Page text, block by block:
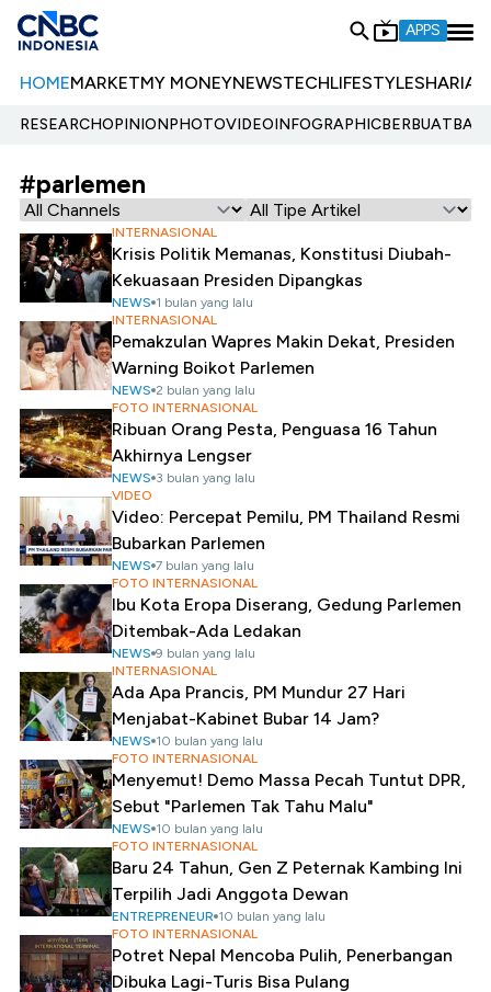
APPS
HOMEMARKETMY MONEYNEWSTECHLIFESTYLESHARIA
RESEARCHOPINIONPHOTOVIDEOINFOGRAPHIC
#parlemen
INTERNASIONAL
Krisis Politik Memanas, Konstitusi Diubah-
Kekuasaan Presiden Dipangkas
NEWS 1 bulan yang lalu
INTERNASIONAL
Pemakzulan Wapres Makin Dekat, Presiden
Warning Boikot Parlemen
NEWS 2 bulan yang lalu
FOTO INTERNASIONAL
Ribuan Orang Pesta, Penguasa 16 Tahun
Akhirnya Lengser
NEWS 3 bulan yang lalu
VIDEO
Video: Percepat Pemilu, PM Thailand Resmi
Bubarkan Parlemen
NEWS 7 bulan yang lalu
FOTO INTERNASIONAL
Ibu Kota Eropa Diserang, Gedung Parlemen
Ditembak-Ada Ledakan
NEWS 9 bulan yang lalu
INTERNASIONAL
Ada Apa Prancis, PM Mundur 27 Hari
Menjabat-Kabinet Bubar 14 Jam?
NEWS 10 bulan yang lalu
FOTO INTERNASIONAL
Menyemut! Demo Massa Pecah Tuntut DPR,
Sebut "Parlemen Tak Tahu Malu"
NEWS 10 bulan yang lalu
FOTO INTERNASIONAL
Baru 24 Tahun, Gen Z Peternak Kambing Ini
Terpilih Jadi Anggota Dewan
ENTREPRENEUR 10 bulan yang lalu
FOTO INTERNASIONAL
Potret Nepal Mencoba Pulih, Penerbangan
Dibuka Lagi-Turis Bisa Pulang